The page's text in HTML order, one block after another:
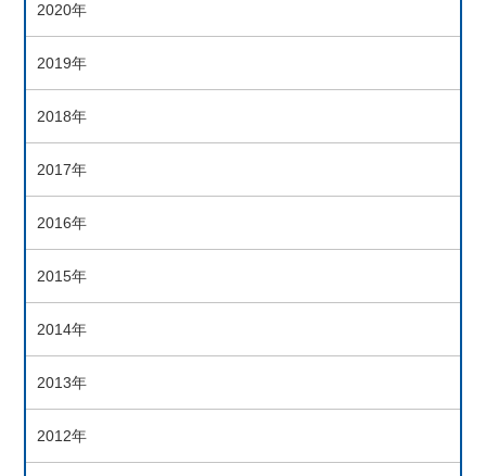
2020年
2019年
2018年
2017年
2016年
2015年
2014年
2013年
2012年